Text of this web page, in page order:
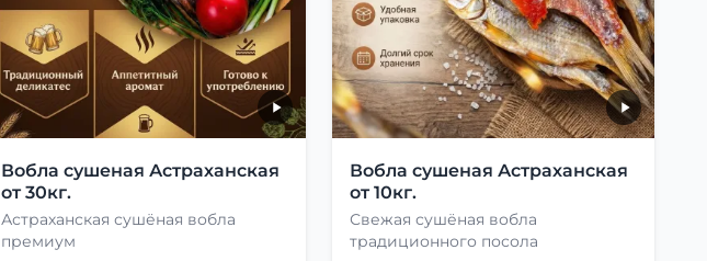
Вобла сушеная Астраханская
от 30кг.
Астраханская сушёная вобла
премиум
Вобла сушеная Астраханская
от 10кг.
Свежая сушёная вобла
традиционного посола